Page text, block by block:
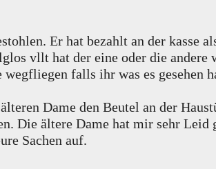
Er hat bezahlt an der kasse
vllt hat der eine oder die andere
falls ihr was es gesehen
Dame den Beutel an der
Die ältere Dame hat mir sehr
Sachen auf.